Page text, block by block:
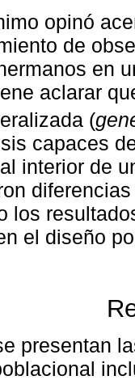
opinó
de
en
aclarar
(
capaces
interior de
los
el diseño
presentan